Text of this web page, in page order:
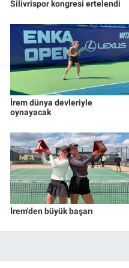
Silivrispor kongresi ertelendi
İrem dünya devleriyle
oynayacak
İrem'den büyük başarı